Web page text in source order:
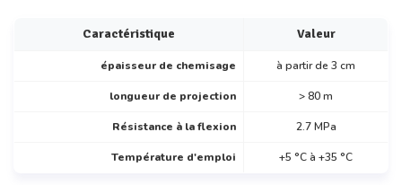
Caractéristique Valeur
épaisseur de chemisage à partir de 3 cm
longueur de projection > 80 m
Résistance à la flexion 2.7 MPa
Température d'emploi +5 °C à +35 °C